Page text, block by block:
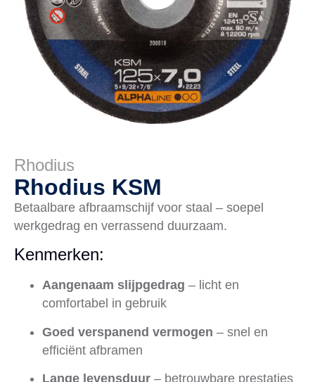
Rhodius
Rhodius KSM
Betaalbare afbraamschijf voor staal – soepel
werkgedrag en verrassend duurzaam.
Kenmerken:
Aangenaam slijpgedrag – licht en
comfortabel in gebruik
Goed verspanend vermogen – snel en
efficiënt afbramen
Lange levensduur – betrouwbare prestaties